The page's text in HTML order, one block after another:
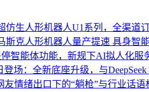
仿生人形机器人U1系列，全渠道
斯克人形机器人量产提速 具身智
智能体功能，新规下AI拟人化服
登场：全新底座升级，与
友情绪出口下的“躺枪”与行业话语